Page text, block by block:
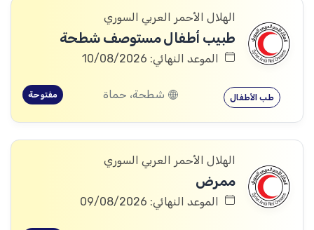
الهلال الأحمر العربي السوري
طبيب أطفال مستوصف شطحة
الموعد النهائي: 10/08/2026
طب الأطفال شطحة، حماة مفتوحة
الهلال الأحمر العربي السوري
ممرض
الموعد النهائي: 09/08/2026